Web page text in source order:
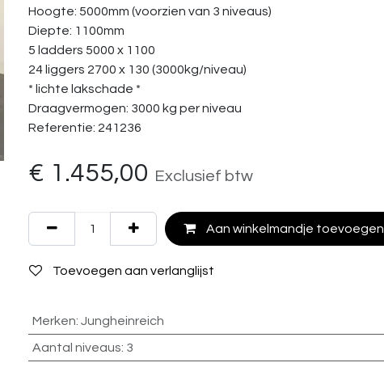
Hoogte: 5000mm (voorzien van 3 niveaus)
Diepte: 1100mm
5 ladders 5000 x 1100
24 liggers 2700 x 130 (3000kg/niveau)
* lichte lakschade *
Draagvermogen: 3000 kg per niveau
Referentie: 241236
€ 1.455,00 Exclusief btw
Aan winkelmandje toevoegen
Toevoegen aan verlanglijst
Merken: Jungheinreich
Aantal niveaus: 3